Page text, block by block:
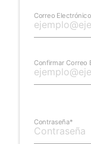
Correo
Confirmar Correo
Contraseña*